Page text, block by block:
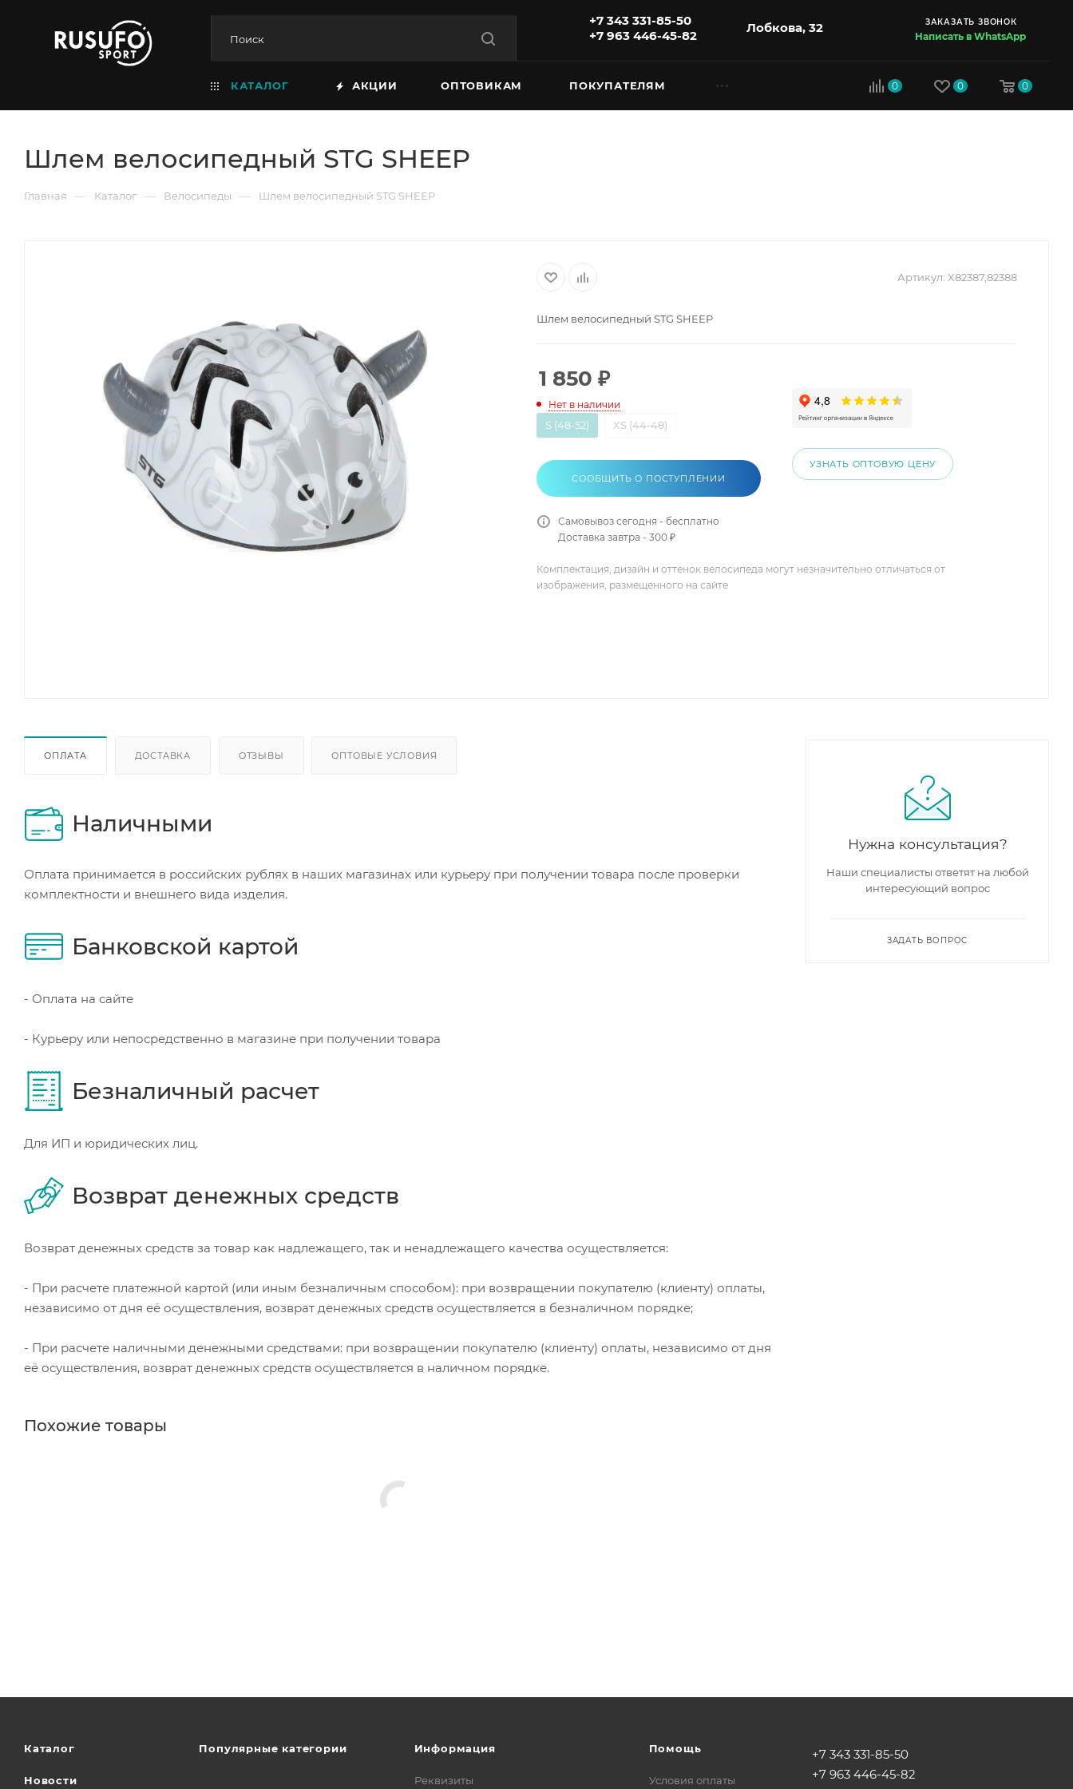
+7 343 331-85-50
+7 963 446-45-82
Лобкова, 32 ЗАКАЗАТЬ ЗВОНОК
Написать в WhatsApp
0 0 0
КАТАЛОГ АКЦИИ ОПТОВИКАМ ПОКУПАТЕЛЯМ
Шлем велосипедный STG SHEEP
Главная — Каталог — Велосипеды — Шлем велосипедный STG SHEEP
Артикул: X82387,82388
Шлем велосипедный STG SHEEP
1 850 ₽
Нет в наличии
S (48-52) XS (44-48)
СООБЩИТЬ О ПОСТУПЛЕНИИ
Самовывоз сегодня - бесплатно
Доставка завтра - 300 ₽
УЗНАТЬ ОПТОВУЮ ЦЕНУ
Комплектация, дизайн и оттенок велосипеда могут незначительно отличаться от
изображения, размещенного на сайте
ОПЛАТА ДОСТАВКА ОТЗЫВЫ ОПТОВЫЕ УСЛОВИЯ
Наличными
Оплата принимается в российских рублях в наших магазинах или курьеру при получении товара после проверки
комплектности и внешнего вида изделия.
Банковской картой
- Оплата на сайте
- Курьеру или непосредственно в магазине при получении товара
Безналичный расчет
Для ИП и юридических лиц.
Возврат денежных средств
Возврат денежных средств за товар как надлежащего, так и ненадлежащего качества осуществляется:
- При расчете платежной картой (или иным безналичным способом): при возвращении покупателю (клиенту) оплаты,
независимо от дня её осуществления, возврат денежных средств осуществляется в безналичном порядке;
- При расчете наличными денежными средствами: при возвращении покупателю (клиенту) оплаты, независимо от дня
её осуществления, возврат денежных средств осуществляется в наличном порядке.
Похожие товары
Нужна консультация?
Наши специалисты ответят на любой
интересующий вопрос
ЗАДАТЬ ВОПРОС
Каталог
Новости
Популярные категории Информация
Реквизиты
Помощь
Условия оплаты
+7 343 331-85-50
+7 963 446-45-82